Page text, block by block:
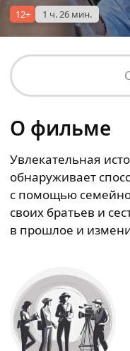
12+ 1 ч. 26 мин.
О фильме
Увлекательная
обнаруживает
с помощью
своих братьев и
в прошлое и